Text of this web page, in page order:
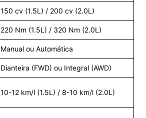
150 cv (1.5L) / 200 cv (2.0L)
220 Nm (1.5L) / 320 Nm (2.0L)
Manual ou Automática
Dianteira (FWD) ou Integral (AWD)
10-12 km/l (1.5L) / 8-10 km/l (2.0L)